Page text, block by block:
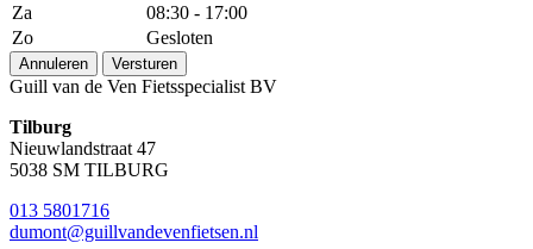
Za
08:30 - 17:00
Zo
Gesloten
Annuleren Versturen
Guill van de Ven Fietsspecialist BV
Tilburg
Nieuwlandstraat 47
5038 SM TILBURG
013 5801716
dumont@guillvandevenfietsen.nl